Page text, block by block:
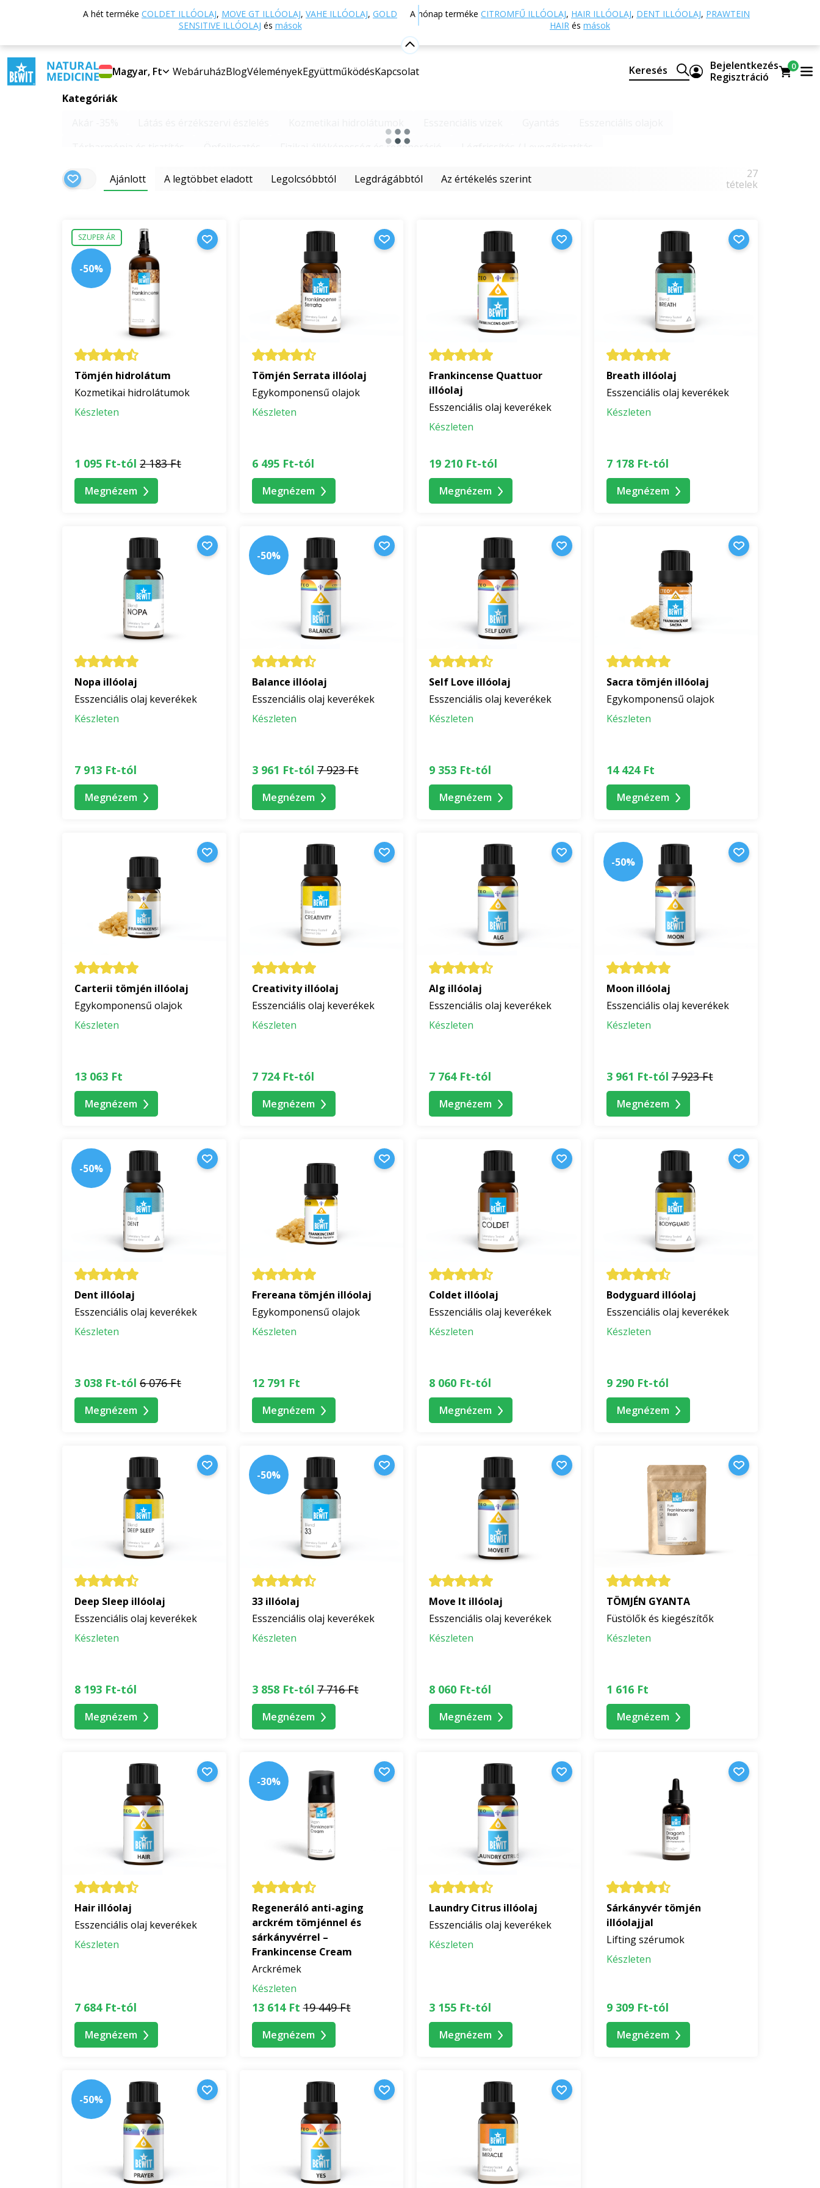
A hét terméke COLDET ILLÓOLAJ, MOVE GT ILLÓOLAJ, VAHE ILLÓOLAJ, GOLD
SENSITIVE ILLÓOLAJ és mások
A hónap terméke CITROMFŰ ILLÓOLAJ, HAIR ILLÓOLAJ, DENT ILLÓOLAJ, PRAWTEIN
HAIR és mások
Magyar, Ft WebáruházBlogVéleményekEgyüttműködésKapcsolat Keresés
Bejelentkezés
Regisztráció
0
Keresés: tomjen
Kategóriák
Fizikai állóképesség és regeneráció
Ajánlott A legtöbbet eladott Legolcsóbbtól Legdrágábbtól Az értékelés szerint
27
tételek
SZUPER ÁR
-50%
Tömjén hidrolátum
Kozmetikai hidrolátumok
Készleten
1 095 Ft-tól 2 183 Ft
Megnézem
Tömjén Serrata illóolaj
Egykomponensű olajok
Készleten
6 495 Ft-tól
Megnézem
Frankincense Quattuor
illóolaj
Esszenciális olaj keverékek
Készleten
19 210 Ft-tól
Megnézem
Breath illóolaj
Esszenciális olaj keverékek
Készleten
7 178 Ft-tól
Megnézem
Nopa illóolaj
Esszenciális olaj keverékek
Készleten
7 913 Ft-tól
Megnézem
-50%
Balance illóolaj
Esszenciális olaj keverékek
Készleten
3 961 Ft-tól 7 923 Ft
Megnézem
Self Love illóolaj
Esszenciális olaj keverékek
Készleten
9 353 Ft-tól
Megnézem
Sacra tömjén illóolaj
Egykomponensű olajok
Készleten
14 424 Ft
Megnézem
Carterii tömjén illóolaj
Egykomponensű olajok
Készleten
13 063 Ft
Megnézem
Creativity illóolaj
Esszenciális olaj keverékek
Készleten
7 724 Ft-tól
Megnézem
Alg illóolaj
Esszenciális olaj keverékek
Készleten
7 764 Ft-tól
Megnézem
-50%
Moon illóolaj
Esszenciális olaj keverékek
Készleten
3 961 Ft-tól 7 923 Ft
Megnézem
-50%
Dent illóolaj
Esszenciális olaj keverékek
Készleten
3 038 Ft-tól 6 076 Ft
Megnézem
Frereana tömjén illóolaj
Egykomponensű olajok
Készleten
12 791 Ft
Megnézem
Coldet illóolaj
Esszenciális olaj keverékek
Készleten
8 060 Ft-tól
Megnézem
Bodyguard illóolaj
Esszenciális olaj keverékek
Készleten
9 290 Ft-tól
Megnézem
Deep Sleep illóolaj
Esszenciális olaj keverékek
Készleten
8 193 Ft-tól
Megnézem
-50%
33 illóolaj
Esszenciális olaj keverékek
Készleten
3 858 Ft-tól 7 716 Ft
Megnézem
Move It illóolaj
Esszenciális olaj keverékek
Készleten
8 060 Ft-tól
Megnézem
TÖMJÉN GYANTA
Füstölők és kiegészítők
Készleten
1 616 Ft
Megnézem
Hair illóolaj
Esszenciális olaj keverékek
Készleten
7 684 Ft-tól
Megnézem
-30%
Regeneráló anti-aging
arckrém tömjénnel és
sárkányvérrel –
Frankincense Cream
Arckrémek
Készleten
13 614 Ft 19 449 Ft
Megnézem
Laundry Citrus illóolaj
Esszenciális olaj keverékek
Készleten
3 155 Ft-tól
Megnézem
Sárkányvér tömjén
illóolajjal
Lifting szérumok
Készleten
9 309 Ft-tól
Megnézem
-50%